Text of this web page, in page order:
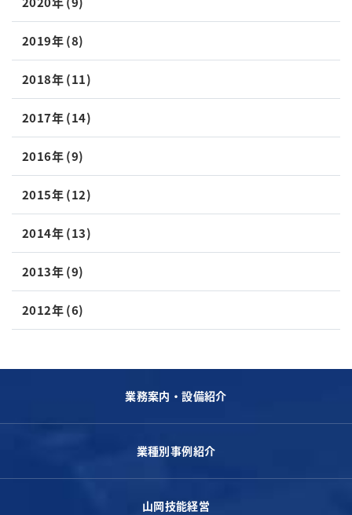
2019年 (8)
2018年 (11)
2017年 (14)
2016年 (9)
2015年 (12)
2014年 (13)
2013年 (9)
2012年 (6)
業務案内・設備紹介
業種別事例紹介
山岡技能経営